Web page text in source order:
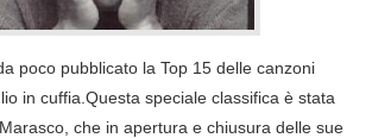
poco pubblicato la Top 15 delle canzoni
in cuffia.Questa speciale classifica è stata
che in apertura e chiusura delle sue